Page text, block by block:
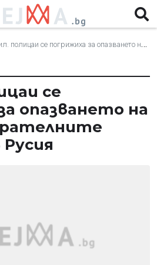
се погрижиха за опазването на реда в избирателните участъци в Русия
се
опазването на